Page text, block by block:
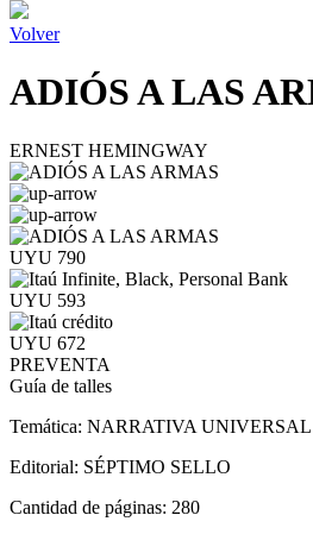
Volver
ADIÓS A LAS
ERNEST HEMINGWAY
UYU 790
UYU 593
UYU 672
PREVENTA
Guía de talles
Temática: NARRATIVA UNIVERSAL
Editorial: SÉPTIMO SELLO
Cantidad de páginas: 280